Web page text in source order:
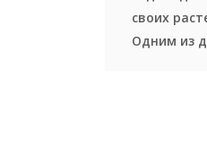
своих
Одним из